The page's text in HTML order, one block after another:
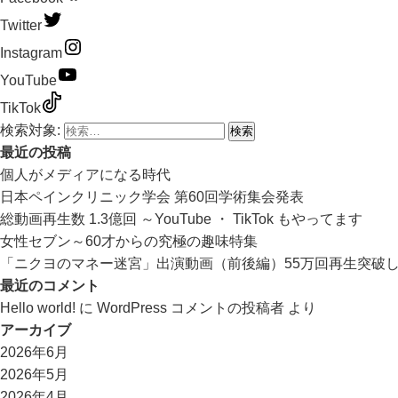
Twitter
Instagram
YouTube
TikTok
検索対象:
最近の投稿
個人がメディアになる時代
日本ペインクリニック学会 第60回学術集会発表
総動画再生数 1.3億回 ～YouTube ・ TikTok もやってます
女性セブン～60才からの究極の趣味特集
「ニクヨのマネー迷宮」出演動画（前後編）55万回再生突破
最近のコメント
Hello world! に WordPress コメントの投稿者 より
アーカイブ
2026年6月
2026年5月